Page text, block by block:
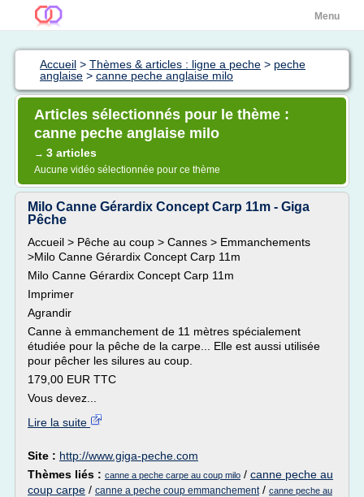
Menu
Accueil > Thèmes & articles : ligne a peche > peche
anglaise > canne peche anglaise milo
Articles sélectionnés pour le thème :
canne peche anglaise milo
→ 3 articles
Aucune vidéo sélectionnée pour ce thème
Milo Canne Gérardix Concept Carp 11m - Giga
Pêche
Accueil > Pêche au coup > Cannes > Emmanchements
>Milo Canne Gérardix Concept Carp 11m
Milo Canne Gérardix Concept Carp 11m
Imprimer
Agrandir
Canne à emmanchement de 11 mètres spécialement
étudiée pour la pêche de la carpe... Elle est aussi utilisée
pour pêcher les silures au coup.
179,00 EUR TTC
Vous devez...
Lire la suite
Site : http://www.giga-peche.com
Thèmes liés : canne a peche carpe au coup milo / canne peche au
coup carpe / canne a peche coup emmanchement/ canne peche au